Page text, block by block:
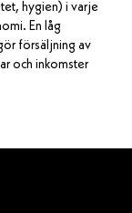
hygien) i varje
En låg
försäljning av
och inkomster